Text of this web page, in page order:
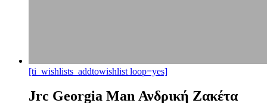
[ti_wishlists_addtowishlist loop=yes]
Jrc Georgia Man Ανδρική Ζακέτα